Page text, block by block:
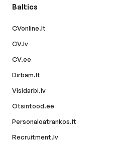
Baltics
CVonline.lt
CV.lv
CV.ee
Dirbam.lt
Visidarbi.lv
Otsintood.ee
Personaloatrankos.lt
Recruitment.lv